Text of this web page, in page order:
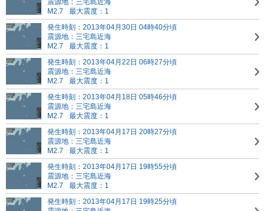
震源地：三宅島近海
M2.7
最大震度：1
発生時刻：2013年04月30日 04時40分頃
震源地：三宅島近海
M2.7
最大震度：1
発生時刻：2013年04月22日 06時27分頃
震源地：三宅島近海
M2.7
最大震度：1
発生時刻：2013年04月18日 05時46分頃
震源地：三宅島近海
M2.7
最大震度：1
発生時刻：2013年04月17日 20時27分頃
震源地：三宅島近海
M2.7
最大震度：1
発生時刻：2013年04月17日 19時55分頃
震源地：三宅島近海
M2.7
最大震度：1
発生時刻：2013年04月17日 19時25分頃